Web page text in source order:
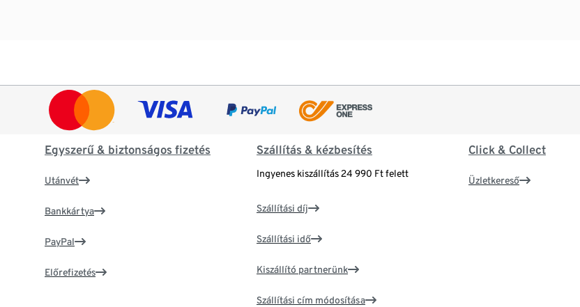
Egyszerű & biztonságos fizetés
Utánvét
Bankkártya
PayPal
Előrefizetés
Szállítás & kézbesítés
Ingyenes kiszállítás 24 990 Ft felett
Szállítási díj
Szállítási idő
Kiszállító partnerünk
Szállítási cím módosítása
Click & Collect
Üzletkereső